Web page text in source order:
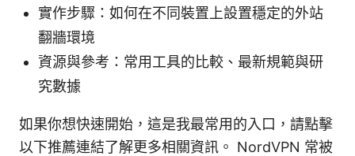
實作步驟：如何在不同裝置上設置穩定的外站
翻牆環境
資源與參考：常用工具的比較、最新規範與研
究數據
如果你想快速開始，這是我最常用的入口，請點擊
以下推薦連結了解更多相關資訊。 NordVPN 常被